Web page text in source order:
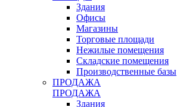
Здания
Офисы
Магазины
Торговые площади
Нежилые помещения
Складские помещения
Производственные базы
ПРОДАЖА
ПРОДАЖА
Здания